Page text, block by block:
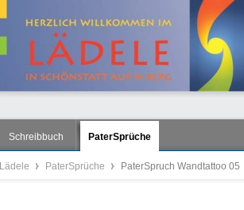
Schreibbuch PaterSprüche
Lädele PaterSprüche PaterSpruch Wandtattoo 05